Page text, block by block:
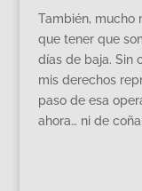
También, mucho
que tener que
días de baja. Sin
mis derechos
paso de esa
ahora… ni de coña.